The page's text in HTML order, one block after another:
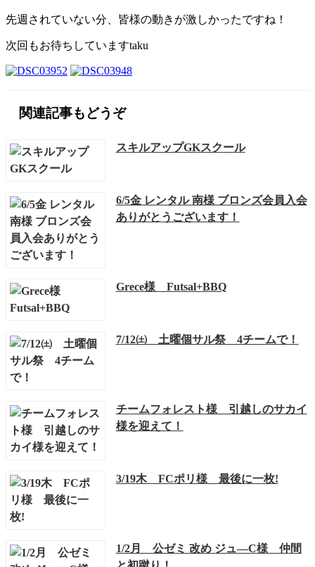
先週されていない分、皆様の動きが激しかったですね！
次回もお待ちしていますtaku
関連記事もどうぞ
スキルアップGKスクール
6/5金 レンタル 南様 ブロンズ会員入会
ありがとうございます！
Grece様 Futsal+BBQ
7/12㈯ 土曜個サル祭 4チームで！
チームフォレスト様 引越しのサカイ
様を迎えて！
3/19木 FCポリ様 最後に一枚!
1/2月 公ゼミ 改め ジュ―C様 仲間